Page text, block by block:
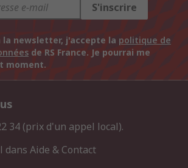
S'inscrire
la newsletter, j'accepte la politique de
de RS France. Je pourrai me
moment.
34 (prix d'un appel local).
dans Aide & Contact